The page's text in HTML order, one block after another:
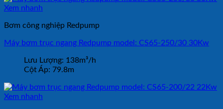
Xem nhanh
Bơm công nghiệp Redpump
Máy bơm trục ngang Redpump model: CS65-250/30 30Kw
Lưu Lượng: 138m³/h
Cột Áp: 79.8m
Xem nhanh